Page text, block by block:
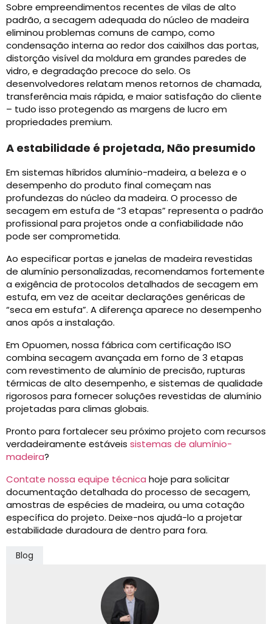
Sobre empreendimentos recentes de vilas de alto
padrão, a secagem adequada do núcleo de madeira
eliminou problemas comuns de campo, como
condensação interna ao redor dos caixilhos das portas,
distorção visível da moldura em grandes paredes de
vidro, e degradação precoce do selo. Os
desenvolvedores relatam menos retornos de chamada,
transferência mais rápida, e maior satisfação do cliente
– tudo isso protegendo as margens de lucro em
propriedades premium.
A estabilidade é projetada, Não presumido
Em sistemas híbridos alumínio-madeira, a beleza e o
desempenho do produto final começam nas
profundezas do núcleo da madeira. O processo de
secagem em estufa de “3 etapas” representa o padrão
profissional para projetos onde a confiabilidade não
pode ser comprometida.
Ao especificar portas e janelas de madeira revestidas
de alumínio personalizadas, recomendamos fortemente
a exigência de protocolos detalhados de secagem em
estufa, em vez de aceitar declarações genéricas de
“seca em estufa”. A diferença aparece no desempenho
anos após a instalação.
Em Opuomen, nossa fábrica com certificação ISO
combina secagem avançada em forno de 3 etapas
com revestimento de alumínio de precisão, rupturas
térmicas de alto desempenho, e sistemas de qualidade
rigorosos para fornecer soluções revestidas de alumínio
projetadas para climas globais.
Pronto para fortalecer seu próximo projeto com recursos
verdadeiramente estáveis sistemas de alumínio-
madeira?
Contate nossa equipe técnica hoje para solicitar
documentação detalhada do processo de secagem,
amostras de espécies de madeira, ou uma cotação
específica do projeto. Deixe-nos ajudá-lo a projetar
estabilidade duradoura de dentro para fora.
Blog